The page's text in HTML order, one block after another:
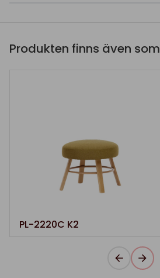
Produkten finns även som
PL-2220C K2